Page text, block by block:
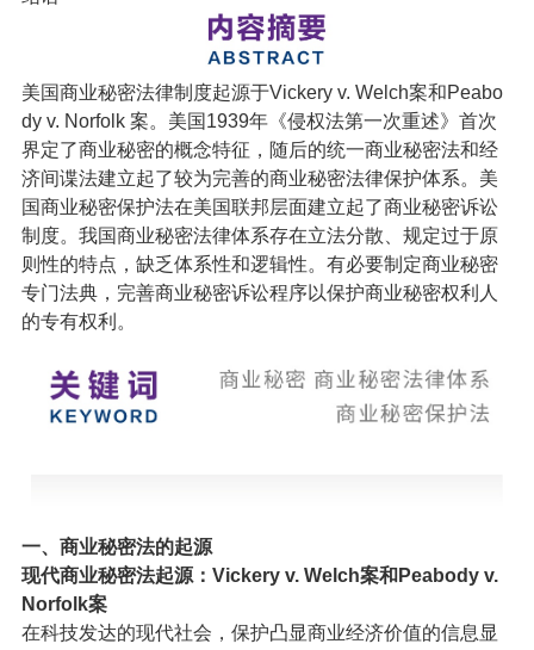
美国商业秘密法律制度起源于Vickery v. Welch案和Peabo
dy v. Norfolk 案。美国1939年《侵权法第一次重述》首次
界定了商业秘密的概念特征，随后的统一商业秘密法和经
济间谍法建立起了较为完善的商业秘密法律保护体系。美
国商业秘密保护法在美国联邦层面建立起了商业秘密诉讼
制度。我国商业秘密法律体系存在立法分散、规定过于原
则性的特点，缺乏体系性和逻辑性。有必要制定商业秘密
专门法典，完善商业秘密诉讼程序以保护商业秘密权利人
的专有权利。
一、商业秘密法的起源
现代商业秘密法起源：Vickery v. Welch案和Peabody v.
Norfolk案
在科技发达的现代社会，保护凸显商业经济价值的信息显